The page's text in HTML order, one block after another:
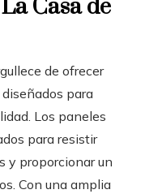
Casa de
de ofrecer
para
Los paneles
para resistir
y proporcionar un
Con una amplia